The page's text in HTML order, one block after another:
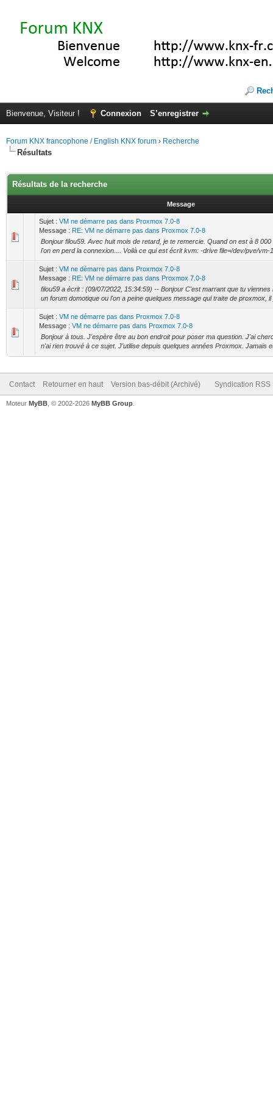
Bienvenue, Visiteur ! Connexion S’enregistrer
Forum KNX francophone / English KNX forum › Recherche
Résultats
Résultats de la recherche
Message
Sujet : VM ne démarre pas dans Proxmox 7.0-8
Message : RE: VM ne démarre pas dans Proxmox 7.0-8
Bonjour filou59. Avec huit mois de retard, je te remercie. Quand on est à 8
l'on en perd la connexion.... Voilà ce qui est écrit kvm: -drive file=/dev/pve/vm-
Sujet : VM ne démarre pas dans Proxmox 7.0-8
Message : RE: VM ne démarre pas dans Proxmox 7.0-8
filou59 a écrit : (09/07/2022, 15:34:59) -- Bonjour C'est marrant que tu
un forum domotique ou l'on a peine quelques message qui traite de proxmox,
Sujet : VM ne démarre pas dans Proxmox 7.0-8
Message : VM ne démarre pas dans Proxmox 7.0-8
Bonjour à tous. J'espère être au bon endroit pour poser ma question. J'ai
n'ai rien trouvé à ce sujet. J'utilise depuis quelques années Proxmox. Jamais
Contact Retourner en haut Version bas-débit (Archivé) Syndication RSS
Moteur MyBB , © 2002-2026 MyBB Group